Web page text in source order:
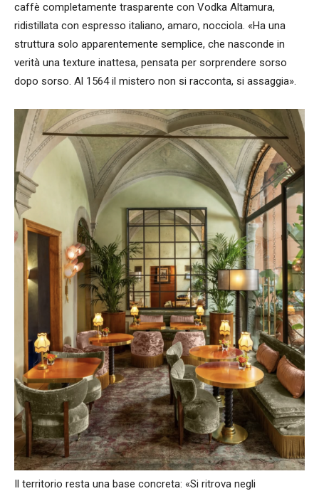
caffè completamente trasparente con Vodka Altamura,
ridistillata con espresso italiano, amaro, nocciola. «Ha una
struttura solo apparentemente semplice, che nasconde in
verità una texture inattesa, pensata per sorprendere sorso
dopo sorso. Al 1564 il mistero non si racconta, si assaggia».
Il territorio resta una base concreta: «Si ritrova negli